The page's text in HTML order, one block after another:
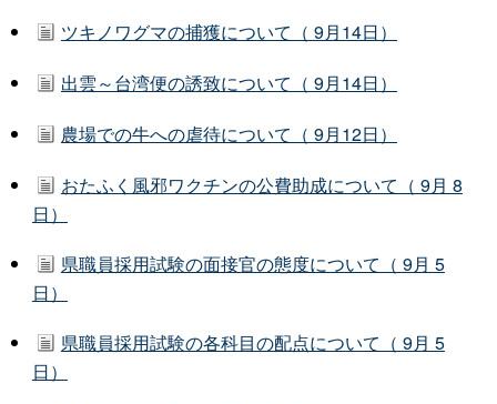
ツキノワグマの捕獲について（ 9月14日）
出雲～台湾便の誘致について（ 9月14日）
農場での牛への虐待について（ 9月12日）
おたふく風邪ワクチンの公費助成について（ 9月 8
日）
県職員採用試験の面接官の態度について（ 9月 5
日）
県職員採用試験の各科目の配点について（ 9月 5
日）